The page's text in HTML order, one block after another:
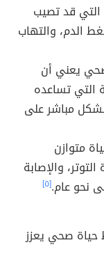
التي قد تصيب
الدم، والتهاب
يعني أن
التي تساعده
بشكل مباشر على
متوازن
التوتر، والإصابة
نحو عام.[٥]
حياة صحي يعزز